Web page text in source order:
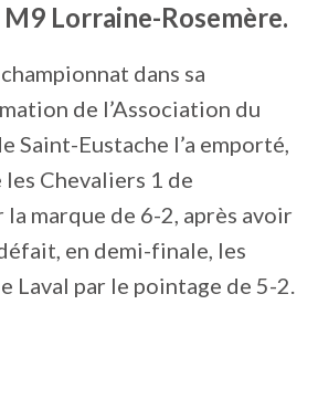
Lorraine-Rosemère.
dans sa
de l’Association du
Saint-Eustache l’a emporté,
Chevaliers 1 de
marque de 6-2, après avoir
en demi-finale, les
Laval par le pointage de 5-2.